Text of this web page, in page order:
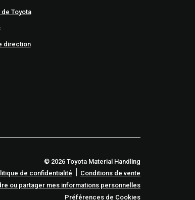
Toyota
direction
© 2026 Toyota Material Handling
de confidentialité | Conditions de vente
ou partager mes informations personnelles
Préférences de Cookies